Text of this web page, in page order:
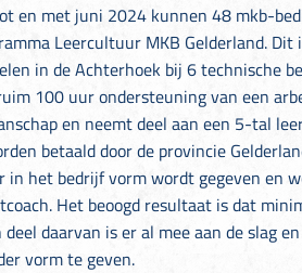
en met juni 2024 kunnen 48 mkb-
Leercultuur MKB Gelderland. Dit
in de Achterhoek bij 6 technische
100 uur ondersteuning van een
en neemt deel aan een 5-tal
betaald door de provincie
het bedrijf vorm wordt gegeven en
Het beoogd resultaat is dat
daarvan is er al mee aan de slag
vorm te geven.